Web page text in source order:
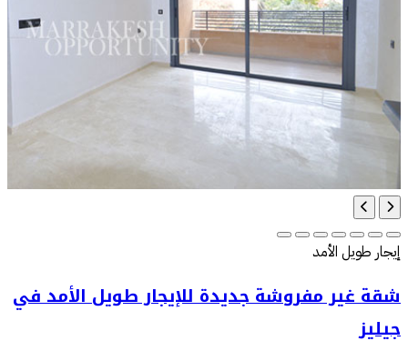
إيجار طويل الأمد
شقة غير مفروشة جديدة للإيجار طويل الأمد في
جيليز